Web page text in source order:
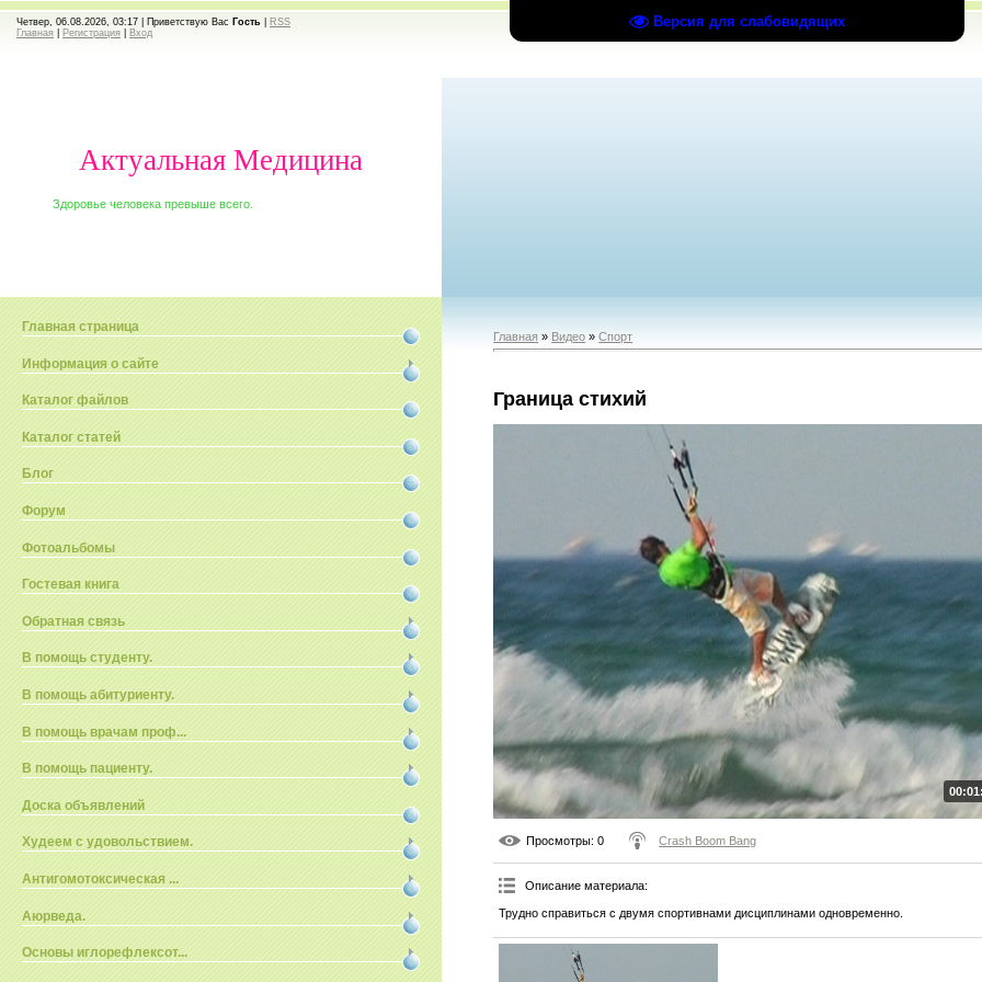
Версия для слабовидящих
Четвер, 06.08.2026, 03:17 | Приветствую Вас Гость
RSS
Главная
Регистрация Вход
Актуальная Медицина
Здоровье человека превыше всего.
Главная страница
Информация о сайте
Каталог файлов
Каталог статей
Блог
Форум
Фотоальбомы
Гостевая книга
Обратная связь
В помощь студенту.
В помощь абитуриенту.
В помощь врачам проф...
В помощь пациенту.
Доска объявлений
Худеем с удовольствием.
Антигомотоксическая ...
Аюрведа.
Основы иглорефлексот...
Главная » Видео »Спорт
Граница стихий
Просмотры: 0 Crash Boom Bang
Описание материала:
Трудно справиться с двумя спортивнами дисциплинами одновременно.